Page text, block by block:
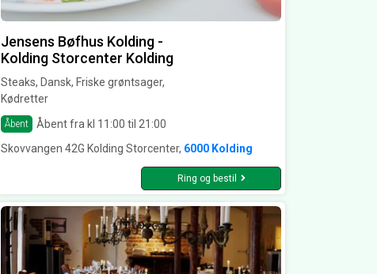
Jensens Bøfhus Kolding -
Kolding Storcenter Kolding
Steaks, Dansk, Friske grøntsager,
Kødretter
Åbent
Åbent fra kl 11:00 til 21:00
Skovvangen 42G Kolding Storcenter, 6000 Kolding
Ring og bestil